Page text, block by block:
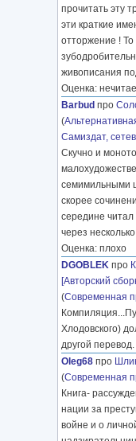
прочитать эту
эти краткие
отторжение ! То
живописания
Оценка:
Barbud про
(
Самиздат,
Скучно и
семимильными
скорее
середине читал
через
Оценка: плохо
DGOBLEK про
[Авторский
(Современная
Хлодовского)
другой перевод.
Oleg68 про
(Современная
Книга-
нации за
войне и о